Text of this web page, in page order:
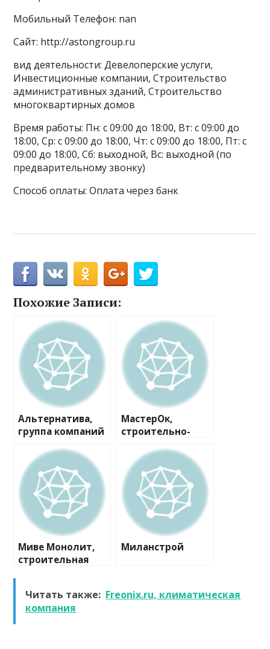
Мобильный Телефон: nan
Сайт: http://astongroup.ru
вид деятельности: Девелоперские услуги,
Инвестиционные компании, Строительство
административных зданий, Строительство
многоквартирных домов
Время работы: Пн: с 09:00 до 18:00, Вт: с 09:00 до
18:00, Ср: с 09:00 до 18:00, Чт: с 09:00 до 18:00, Пт: с
09:00 до 18:00, Сб: выходной, Вс: выходной (по
предварительному звонку)
Способ оплаты: Оплата через банк
Похожие Записи:
Альтернатива,
группа компаний
МастерОк,
строительно-
компания
Миве Монолит,
строительная
Миланстрой
Читать также: Freonix.ru, климатическая
компания